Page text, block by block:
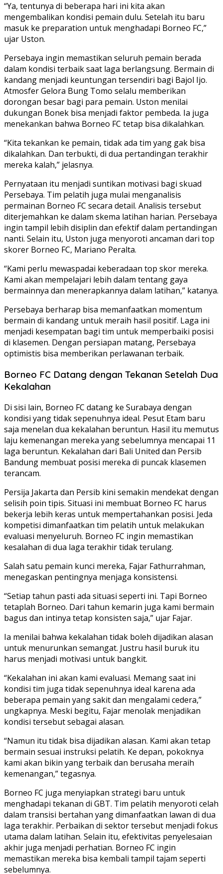
“Ya, tentunya di beberapa hari ini kita akan
mengembalikan kondisi pemain dulu. Setelah itu baru
masuk ke preparation untuk menghadapi Borneo FC,”
ujar Uston.
Persebaya ingin memastikan seluruh pemain berada
dalam kondisi terbaik saat laga berlangsung. Bermain di
kandang menjadi keuntungan tersendiri bagi Bajol Ijo.
Atmosfer Gelora Bung Tomo selalu memberikan
dorongan besar bagi para pemain. Uston menilai
dukungan Bonek bisa menjadi faktor pembeda. Ia juga
menekankan bahwa Borneo FC tetap bisa dikalahkan.
“Kita tekankan ke pemain, tidak ada tim yang gak bisa
dikalahkan. Dan terbukti, di dua pertandingan terakhir
mereka kalah,” jelasnya.
Pernyataan itu menjadi suntikan motivasi bagi skuad
Persebaya. Tim pelatih juga mulai menganalisis
permainan Borneo FC secara detail. Analisis tersebut
diterjemahkan ke dalam skema latihan harian. Persebaya
ingin tampil lebih disiplin dan efektif dalam pertandingan
nanti. Selain itu, Uston juga menyoroti ancaman dari top
skorer Borneo FC, Mariano Peralta.
“Kami perlu mewaspadai keberadaan top skor mereka.
Kami akan mempelajari lebih dalam tentang gaya
bermainnya dan menerapkannya dalam latihan,” katanya.
Persebaya berharap bisa memanfaatkan momentum
bermain di kandang untuk meraih hasil positif. Laga ini
menjadi kesempatan bagi tim untuk memperbaiki posisi
di klasemen. Dengan persiapan matang, Persebaya
optimistis bisa memberikan perlawanan terbaik.
Borneo FC Datang dengan Tekanan Setelah Dua
Kekalahan
Di sisi lain, Borneo FC datang ke Surabaya dengan
kondisi yang tidak sepenuhnya ideal. Pesut Etam baru
saja menelan dua kekalahan beruntun. Hasil itu memutus
laju kemenangan mereka yang sebelumnya mencapai 11
laga beruntun. Kekalahan dari Bali United dan Persib
Bandung membuat posisi mereka di puncak klasemen
terancam.
Persija Jakarta dan Persib kini semakin mendekat dengan
selisih poin tipis. Situasi ini membuat Borneo FC harus
bekerja lebih keras untuk mempertahankan posisi. Jeda
kompetisi dimanfaatkan tim pelatih untuk melakukan
evaluasi menyeluruh. Borneo FC ingin memastikan
kesalahan di dua laga terakhir tidak terulang.
Salah satu pemain kunci mereka, Fajar Fathurrahman,
menegaskan pentingnya menjaga konsistensi.
“Setiap tahun pasti ada situasi seperti ini. Tapi Borneo
tetaplah Borneo. Dari tahun kemarin juga kami bermain
bagus dan intinya tetap konsisten saja,” ujar Fajar.
Ia menilai bahwa kekalahan tidak boleh dijadikan alasan
untuk menurunkan semangat. Justru hasil buruk itu
harus menjadi motivasi untuk bangkit.
“Kekalahan ini akan kami evaluasi. Memang saat ini
kondisi tim juga tidak sepenuhnya ideal karena ada
beberapa pemain yang sakit dan mengalami cedera,”
ungkapnya. Meski begitu, Fajar menolak menjadikan
kondisi tersebut sebagai alasan.
“Namun itu tidak bisa dijadikan alasan. Kami akan tetap
bermain sesuai instruksi pelatih. Ke depan, pokoknya
kami akan bikin yang terbaik dan berusaha meraih
kemenangan,” tegasnya.
Borneo FC juga menyiapkan strategi baru untuk
menghadapi tekanan di GBT. Tim pelatih menyoroti celah
dalam transisi bertahan yang dimanfaatkan lawan di dua
laga terakhir. Perbaikan di sektor tersebut menjadi fokus
utama dalam latihan. Selain itu, efektivitas penyelesaian
akhir juga menjadi perhatian. Borneo FC ingin
memastikan mereka bisa kembali tampil tajam seperti
sebelumnya.